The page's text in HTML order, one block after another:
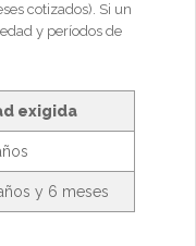
cotizados). Si un
y períodos de
exigida
y 6 meses